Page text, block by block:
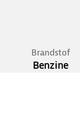
Brandstof
Benzine